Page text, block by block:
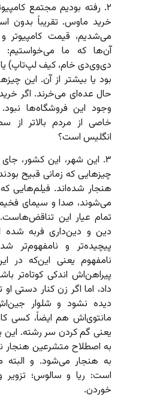
۲. رفته بودیم مجتمع
خرید ماوس. تقریباً بدون
می‌شدیم، قیمت کامپیوتر
آن‌ها که ما می‌خواستیم:
دی‌وی‌دی خام، کیف لپ‌تاپ)
بود یا بیشتر از آن. این
حال عده‌ای می‌خرند. اگر
وجود این فروشگاه‌ها
خاصی از مردم بالاتر از
انگلیس است؟
۳. این شهر، این کشور،
چیزهایی که زمانی قبیح
هنجار شده‌اند. فیلم‌هایی
می‌شوند، صدا و سیمای
تمام عیار این
دین و دین‌داری فربه
پیچیده‌تر و نامفهوم‌تر
نامفهوم یعنی این‌که در
پیراهن‌اش اندکی کوتاه‌تر
داد، اما اگر زن کنار دستی
دیده نشود و شلوار
مانتوی‌اش هم ایضاً، کسی
یعنی گم کردن سر رشته. این
به اصطلاح متشرعین هنجار
به هنجار می‌شود. و البته
است: ریا و سالوس؛ تزویر
خوردن.